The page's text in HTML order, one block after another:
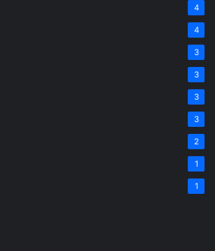
4
4
3
3
3
3
2
1
1